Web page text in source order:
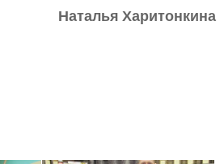
Наталья Харитонкина